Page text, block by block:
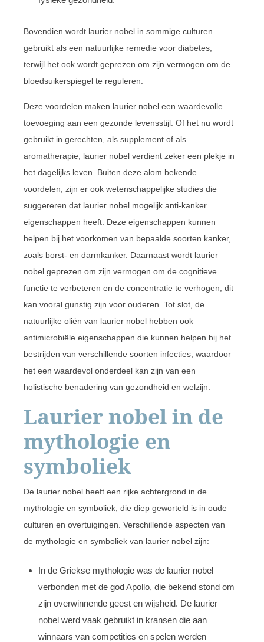
Bovendien wordt laurier nobel in sommige culturen
gebruikt als een natuurlijke remedie voor diabetes,
terwijl het ook wordt geprezen om zijn vermogen om de
bloedsuikerspiegel te reguleren.
Deze voordelen maken laurier nobel een waardevolle
toevoeging aan een gezonde levensstijl. Of het nu wordt
gebruikt in gerechten, als supplement of als
aromatherapie, laurier nobel verdient zeker een plekje in
het dagelijks leven. Buiten deze alom bekende
voordelen, zijn er ook wetenschappelijke studies die
suggereren dat laurier nobel mogelijk anti-kanker
eigenschappen heeft. Deze eigenschappen kunnen
helpen bij het voorkomen van bepaalde soorten kanker,
zoals borst- en darmkanker. Daarnaast wordt laurier
nobel geprezen om zijn vermogen om de cognitieve
functie te verbeteren en de concentratie te verhogen, dit
kan vooral gunstig zijn voor ouderen. Tot slot, de
natuurlijke oliën van laurier nobel hebben ook
antimicrobiële eigenschappen die kunnen helpen bij het
bestrijden van verschillende soorten infecties, waardoor
het een waardevol onderdeel kan zijn van een
holistische benadering van gezondheid en welzijn.
Laurier nobel in de
mythologie en
symboliek
De laurier nobel heeft een rijke achtergrond in de
mythologie en symboliek, die diep geworteld is in oude
culturen en overtuigingen. Verschillende aspecten van
de mythologie en symboliek van laurier nobel zijn:
In de Griekse mythologie was de laurier nobel
verbonden met de god Apollo, die bekend stond om
zijn overwinnende geest en wijsheid. De laurier
nobel werd vaak gebruikt in kransen die aan
winnaars van competities en spelen werden